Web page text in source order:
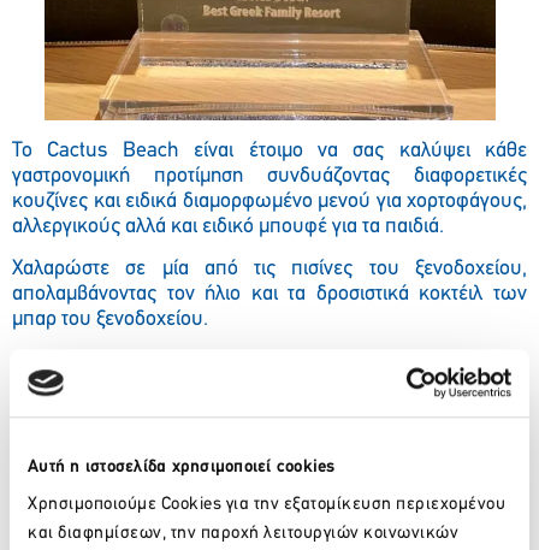
Αυτή η ιστοσελίδα χρησιμοποιεί cookies
Χρησιμοποιούμε Cookies για την εξατομίκευση περιεχομένου
και διαφημίσεων, την παροχή λειτουργιών κοινωνικών
Το Cactus Beach είναι έτοιμο να σας καλύψει κάθε
γαστρονομική προτίμηση συνδυάζοντας διαφορετικές
κουζίνες και ειδικά διαμορφωμένο μενού για χορτοφάγους,
αλλεργικούς αλλά και ειδικό μπουφέ για τα παιδιά.
Χαλαρώστε σε μία από τις πισίνες του ξενοδοχείου,
απολαμβάνοντας τον ήλιο και τα δροσιστικά κοκτέιλ των
μπαρ του ξενοδοχείου.
Χαρίστε ένα δώρο στον εαυτό σας απολαμβάνοντας τις
υπηρεσίες spa και gym του ξενοδοχείου. Απολαύστε την
απόλυτη χαλάρωση και ευεξία μετά
από την παροχή
των
προσωπικού μας ενώ ταυτόχρονα τα παιδιά σας θα
ξενοδοχείου υπό την ασφαλή επίβλεψη των παιδαγωγών.